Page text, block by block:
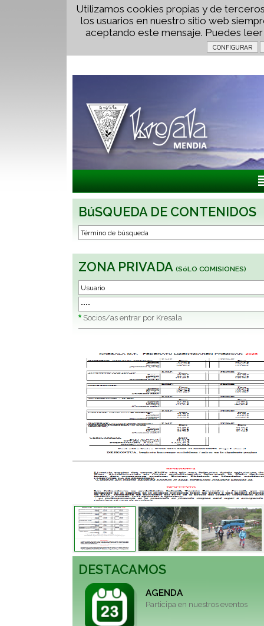
Utilizamos cookies propias y de
los usuarios en nuestro sitio web
aceptando este mensaje. Puedes
BúSQUEDA DE CONTENIDOS
ZONA PRIVADA (SóLO COMISIONES)
* Socios/as entrar por Kresala
DESTACAMOS
AGENDA
Participa en nuestros eventos